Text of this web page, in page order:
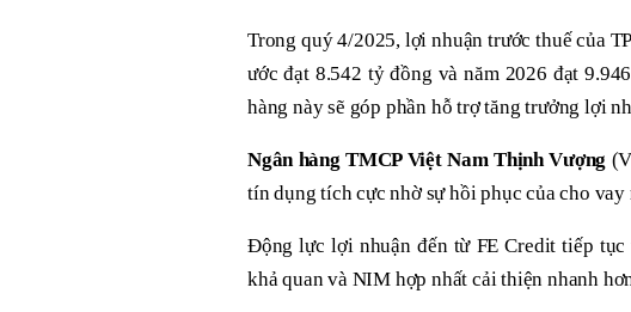
Trong quý 4/2025, lợi nhuận trước thuế của
ước đạt 8.542 tỷ đồng và năm 2026 đạt
hàng này sẽ góp phần hỗ trợ tăng trưởng lợi
Ngân hàng TMCP Việt Nam Thịnh Vượng
tín dụng tích cực nhờ sự hồi phục của cho
Động lực lợi nhuận đến từ FE Credit tiếp
khả quan và NIM hợp nhất cải thiện nhanh